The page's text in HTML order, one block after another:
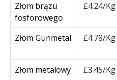
Złom brązu
fosforowego
£4.24/Kg
Złom Gunmetal £4.78/Kg
Złom metalowy £3.45/Kg